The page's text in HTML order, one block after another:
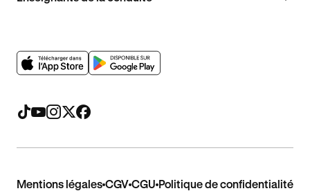
Mentions légales CGV CGU Politique de confidentialité